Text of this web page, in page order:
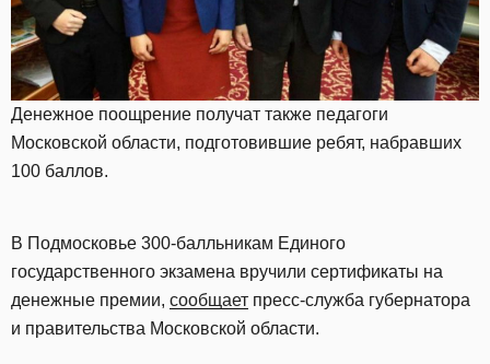
Денежное поощрение получат также педагоги
Московской области, подготовившие ребят, набравших
100 баллов.
В Подмосковье 300-балльникам Единого
государственного экзамена вручили сертификаты на
денежные премии, сообщает пресс-служба губернатора
и правительства Московской области.